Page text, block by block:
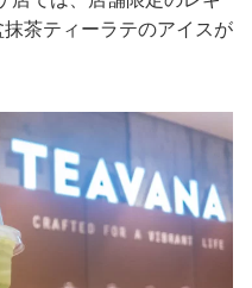
茶ティーラテのアイスが